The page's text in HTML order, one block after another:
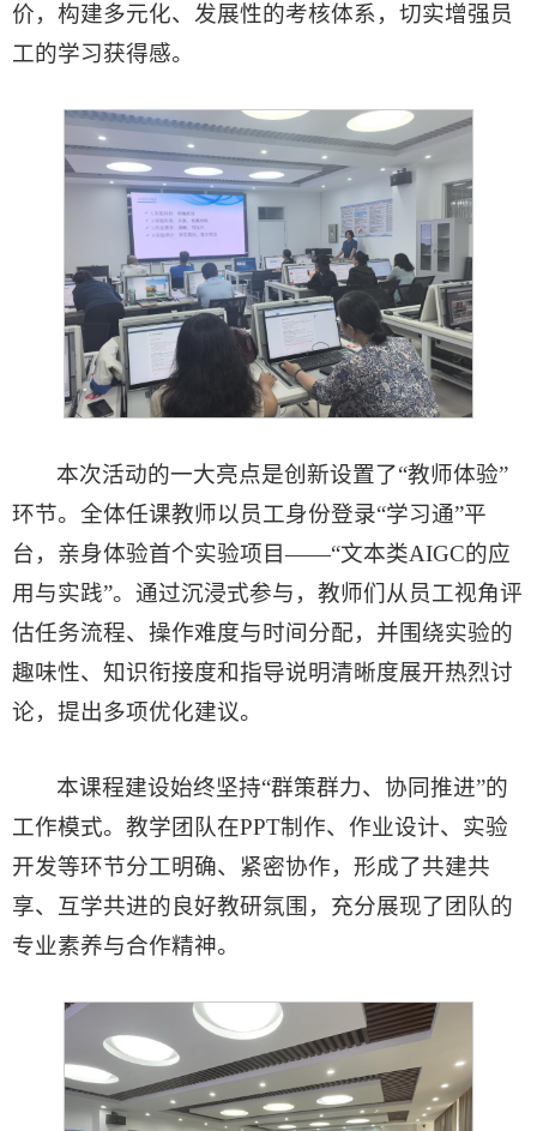
价，构建多元化、发展性的考核体系，切实增强员
工的学习获得感。
本次活动的一大亮点是创新设置了“教师体验”
环节。全体任课教师以员工身份登录“学习通”平
台，亲身体验首个实验项目——“文本类AIGC的应
用与实践”。通过沉浸式参与，教师们从员工视角评
估任务流程、操作难度与时间分配，并围绕实验的
趣味性、知识衔接度和指导说明清晰度展开热烈讨
论，提出多项优化建议。
本课程建设始终坚持“群策群力、协同推进”的
工作模式。教学团队在PPT制作、作业设计、实验
开发等环节分工明确、紧密协作，形成了共建共
享、互学共进的良好教研氛围，充分展现了团队的
专业素养与合作精神。